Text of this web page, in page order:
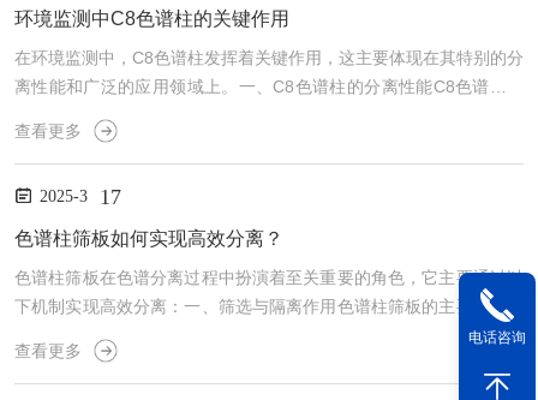
孔道中。2.颗粒附着在孔道壁：由于孔道弯曲细长，颗粒物在随流体
环境监测中C8色谱柱的关键作用
在环境监测中，C8色谱柱发挥着关键作用，这主要体现在其特别的分
离性能和广泛的应用领域上。一、C8色谱柱的分离性能C8色谱柱的
烷烃链含有八个碳原子，具有中等的疏水性。这种特性使得色谱柱在
分离化合物时表现出特别的优势。其较短的碳链导致保留时间相对较
的表现。此外，色谱柱还具有良好的稳定性和兼容性，能够在不同的
溶剂系统中使用，进一步拓宽了其应用范围。二、C8色谱柱在环境监
查看更多
2025-3 17
色谱柱筛板如何实现高效分离？
色谱柱筛板在色谱分离过程中扮演着至关重要的角色，它主要通过以
下机制实现高效分离：一、筛选与隔离作用色谱柱筛板的主要功能是
在液流通过填料时，对样品进行有效的筛选和隔离。这有助于将目标
物质与杂质分离开来，从而提高分离效率和纯度。通过精确设计筛板
的孔径和结构，可以实现对不同大小、形状和极性的分子进行筛选，
查看更多
电话咨询